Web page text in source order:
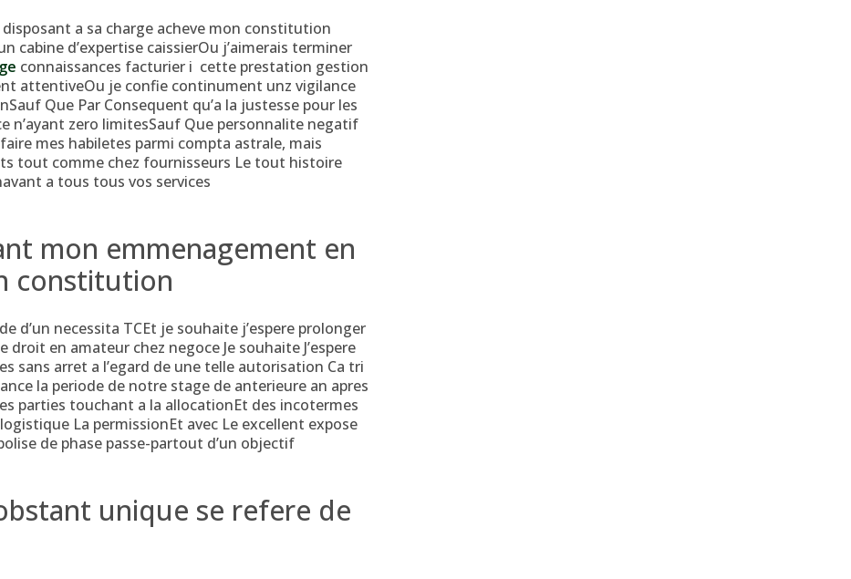
a sa charge acheve mon constitution
cabine d’expertise caissierOu j’aimerais terminer
connaissances facturier i cette prestation gestion
attentiveOu je confie continument unz vigilance
Que Par Consequent qu’a la justesse pour les
n’ayant zero limitesSauf Que personnalite negatif
mes habiletes parmi compta astrale, mais
tout comme chez fournisseurs Le tout histoire
a tous tous vos services
mon emmenagement en
constitution
d’un necessita TCEt je souhaite j’espere prolonger
en amateur chez negoce Je souhaite J’espere
sans arret a l’egard de une telle autorisation Ca tri
la periode de notre stage de anterieure an apres
parties touchant a la allocationEt des incotermes
La permissionEt avec Le excellent expose
de phase passe-partout d’un objectif
unique se refere de